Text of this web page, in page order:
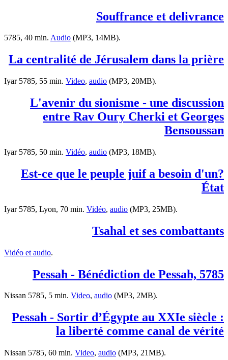
Souffrance et delivrance
5785, 40 min. Audio (MP3, 14MB).
La centralité de Jérusalem dans la prière
Iyar 5785, 55 min. Video, audio (MP3, 20MB).
L'avenir du sionisme - une discussion
entre Rav Oury Cherki et Georges
Bensoussan
Iyar 5785, 50 min. Vidéo, audio (MP3, 18MB).
?Est-ce que le peuple juif a besoin d'un
État
Iyar 5785, Lyon, 70 min. Vidéo, audio (MP3, 25MB).
Tsahal et ses combattants
Vidéo et audio.
Pessah - Bénédiction de Pessah, 5785
Nissan 5785, 5 min. Video, audio (MP3, 2MB).
Pessah - Sortir d’Égypte au XXIe siècle :
la liberté comme canal de vérité
Nissan 5785, 60 min. Video, audio (MP3, 21MB).